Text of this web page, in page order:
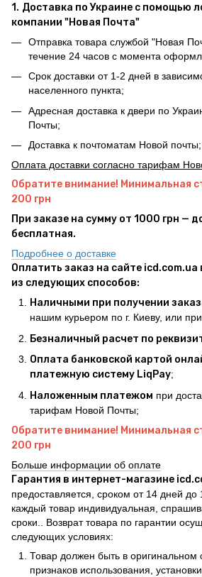
1. Доставка по Украине с помощью
компании "Новая Почта"
Отправка товара службой "Новая
течение 24 часов с момента
Срок доставки от 1-2 дней в
населенного пункта;
Адресная доставка к двери по
Почты;
Доставка к почтоматам Новой почты;
Оплата доставки согласно тарифам
Обратите внимание! Минимальная
200 грн
При заказе на сумму от 1000 грн —
бесплатная.
Подробнее о доставке
Оплатить заказ на сайте
из следующих способов:
Наличными при получении
нашим курьером по г. Киеву, или при
Безналичный расчет по
Оплата банковской картой
платежную систему LiqPay;
Наложенным платежом при
тарифам Новой Почты;
Обратите внимание! Минимальная
200 грн
Больше информации об оплате
Гарантия в интернет-магазине
предоставляется, сроком от 14 дней до
каждый товар индивидуальная,
сроки.. Возврат товара по гарантии
следующих условиях:
Товар должен быть в оригинальном
признаков использования,